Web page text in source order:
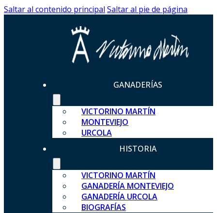
Saltar al contenido principal Saltar al pie de página
GANADERÍAS
VICTORINO MARTÍN
MONTEVIEJO
URCOLA
HISTORIA
VICTORINO MARTÍN
GANADERÍA MONTEVIEJO
GANADERÍA URCOLA
BIOGRAFÍAS